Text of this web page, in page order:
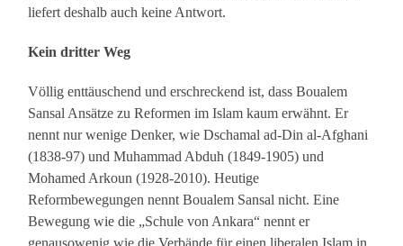
liefert deshalb auch keine Antwort.
Kein dritter Weg
Völlig enttäuschend und erschreckend ist, dass Boualem
Sansal Ansätze zu Reformen im Islam kaum erwähnt. Er
nennt nur wenige Denker, wie Dschamal ad-Din al-Afghani
(1838-97) und Muhammad Abduh (1849-1905) und
Mohamed Arkoun (1928-2010). Heutige
Reformbewegungen nennt Boualem Sansal nicht. Eine
Bewegung wie die „Schule von Ankara“ nennt er